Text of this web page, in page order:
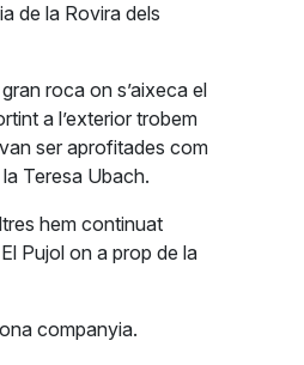
de la Rovira dels
roca on s’aixeca el
a l’exterior trobem
ser aprofitades com
Teresa Ubach.
hem continuat
Pujol on a prop de la
companyia.